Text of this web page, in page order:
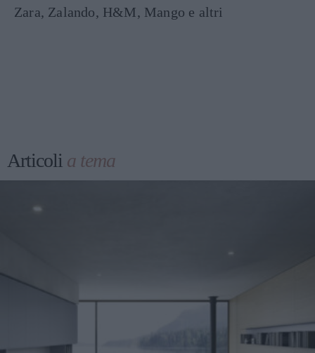
Zara, Zalando, H&M, Mango e altri
Articoli a tema